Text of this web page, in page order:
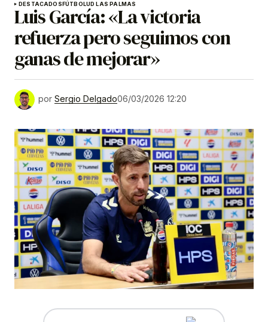
DESTACADOS FÚTBOLUD LAS PALMAS
Luis García: «La victoria
refuerza pero seguimos con
ganas de mejorar»
por Sergio Delgado06/03/2026 12:20